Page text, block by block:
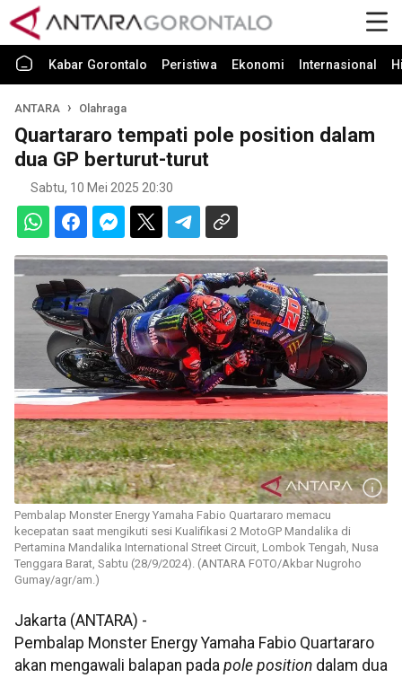
Kabar Gorontalo Peristiwa Ekonomi Internasional
ANTARA Olahraga
Quartararo tempati pole position dalam
dua GP berturut-turut
Sabtu, 10 Mei 2025 20:30
Pembalap Monster Energy Yamaha Fabio Quartararo memacu
kecepatan saat mengikuti sesi Kualifikasi 2 MotoGP Mandalika di
Pertamina Mandalika International Street Circuit, Lombok Tengah, Nusa
Tenggara Barat, Sabtu (28/9/2024). (ANTARA FOTO/Akbar Nugroho
Gumay/agr/am.)
Jakarta (ANTARA) -
Pembalap Monster Energy Yamaha Fabio Quartararo
akan mengawali balapan pada pole position dalam dua